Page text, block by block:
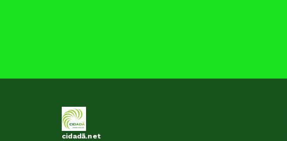
cidadã.net